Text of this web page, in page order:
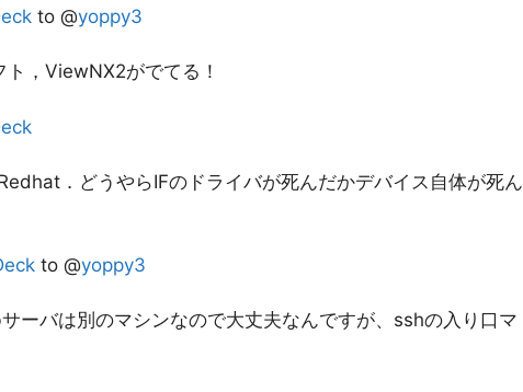
to @yoppy3
，ViewNX2がでてる！
．どうやらIFのドライバが死んだかデバイス自体が死ん
to @yoppy3
ーバは別のマシンなので大丈夫なんですが、sshの入り口マ